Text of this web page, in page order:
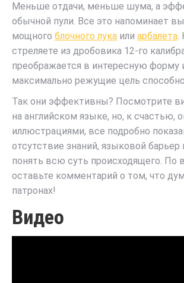
Меньше отдачи, меньше шума, а
обычной пули. Все это напоминает
мощного блочного лука или арбалета.
стреляете из дробовика 12-го
преображается в интересную форму
максимально режущие цель
Так они эффективны? Посмотрите
на английском языке, но, к счастью,
иллюстрациями, все подробно
отсутствие знаний, языковой
понять всю суть происходящего. По
оставьте комментарий о том, что
патронах!
Видео